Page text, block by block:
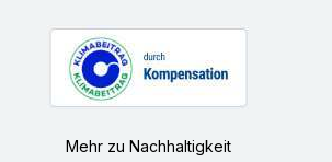
Mehr zu Nachhaltigkeit